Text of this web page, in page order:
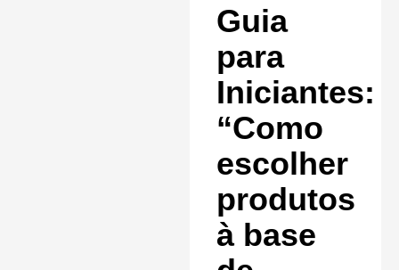
20 quadros
clínicos.
Saiba mais »
Guia
para
Iniciantes:
“Como
escolher
produtos
à base